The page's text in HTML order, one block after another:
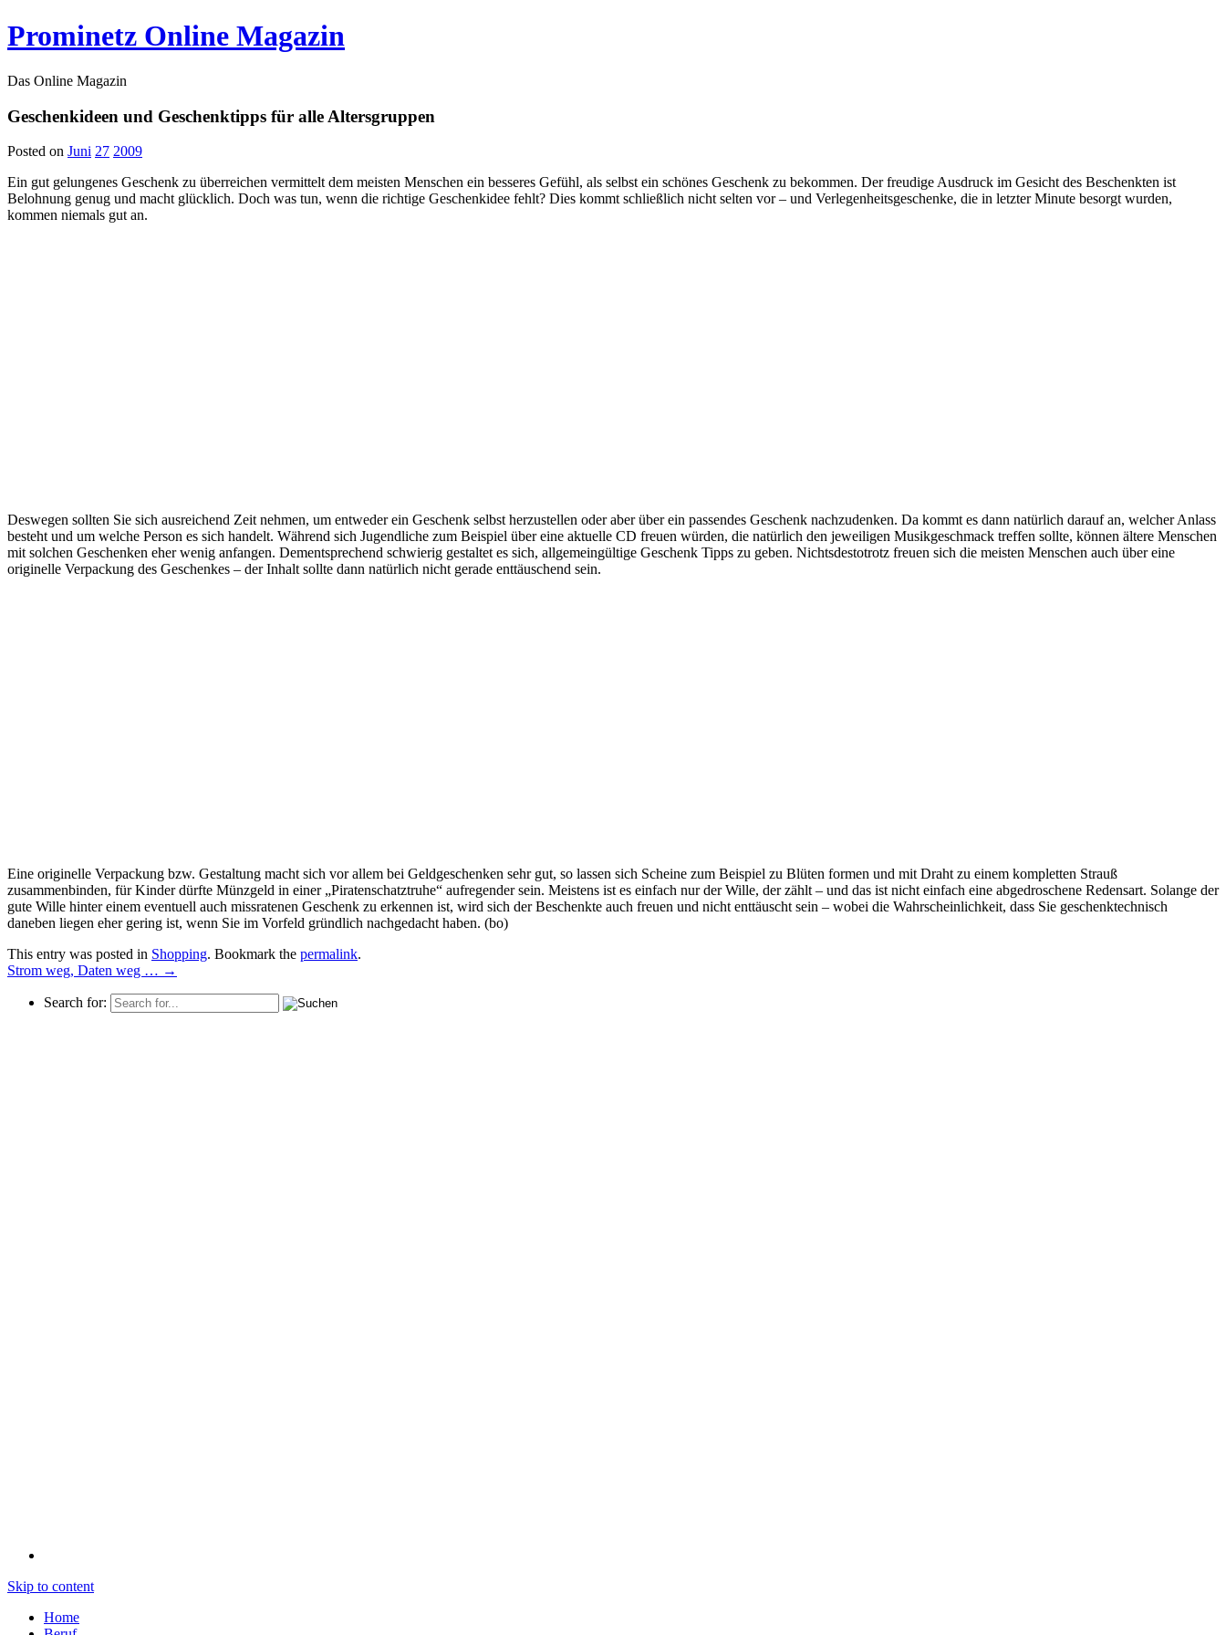
Prominetz Online Magazin
Das Online Magazin
Geschenkideen und Geschenktipps für alle Altersgruppen
Posted on Juni 27 2009
Ein gut gelungenes Geschenk zu überreichen vermittelt dem meisten Menschen ein besseres Gefühl, als selbst ein schönes Geschenk zu bekommen. Der freudige Ausdruck im Gesicht des Beschenkten ist
Belohnung genug und macht glücklich. Doch was tun, wenn die richtige Geschenkidee fehlt? Dies kommt schließlich nicht selten vor – und Verlegenheitsgeschenke, die in letzter Minute besorgt wurden,
kommen niemals gut an.
Deswegen sollten Sie sich ausreichend Zeit nehmen, um entweder ein Geschenk selbst herzustellen oder aber über ein passendes Geschenk nachzudenken. Da kommt es dann natürlich darauf an, welcher Anlass
besteht und um welche Person es sich handelt. Während sich Jugendliche zum Beispiel über eine aktuelle CD freuen würden, die natürlich den jeweiligen Musikgeschmack treffen sollte, können ältere Menschen
mit solchen Geschenken eher wenig anfangen. Dementsprechend schwierig gestaltet es sich, allgemeingültige Geschenk Tipps zu geben. Nichtsdestotrotz freuen sich die meisten Menschen auch über eine
originelle Verpackung des Geschenkes – der Inhalt sollte dann natürlich nicht gerade enttäuschend sein.
Eine originelle Verpackung bzw. Gestaltung macht sich vor allem bei Geldgeschenken sehr gut, so lassen sich Scheine zum Beispiel zu Blüten formen und mit Draht zu einem kompletten Strauß
zusammenbinden, für Kinder dürfte Münzgeld in einer „Piratenschatztruhe“ aufregender sein. Meistens ist es einfach nur der Wille, der zählt – und das ist nicht einfach eine abgedroschene Redensart. Solange der
gute Wille hinter einem eventuell auch missratenen Geschenk zu erkennen ist, wird sich der Beschenkte auch freuen und nicht enttäuscht sein – wobei die Wahrscheinlichkeit, dass Sie geschenktechnisch
daneben liegen eher gering ist, wenn Sie im Vorfeld gründlich nachgedacht haben. (bo)
This entry was posted in Shopping. Bookmark the permalink.
Strom weg, Daten weg … →
Search for:
Skip to content
Home